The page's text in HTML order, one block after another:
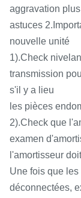
aggravation
astuces
nouvelle unité
1).Check
transmission
s'il y a lieu
les pièces
2).Check que
examen
l'amortisseur
Une fois que
déconnectées,